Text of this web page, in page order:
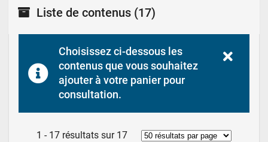
Liste de contenus (17)
Choisissez ci-dessous les
contenus que vous souhaitez
ajouter à votre panier pour
consultation.
1 - 17 résultats sur 17